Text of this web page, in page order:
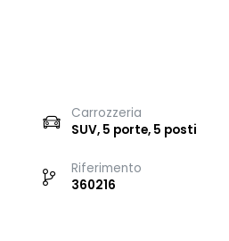
Carrozzeria
SUV, 5 porte, 5 posti
Riferimento
360216